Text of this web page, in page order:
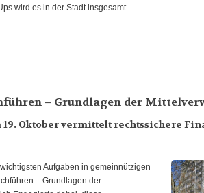
wird es in der Stadt insgesamt...
– Grundlagen der
Oktober vermittelt rechtssichere
Aufgaben in gemeinnützigen
– Grundlagen der